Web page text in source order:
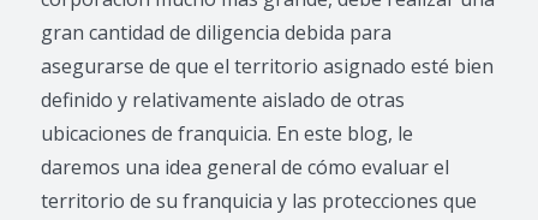
gran cantidad de diligencia debida para
asegurarse de que el territorio asignado esté bien
definido y relativamente aislado de otras
ubicaciones de franquicia. En este blog, le
daremos una idea general de cómo evaluar el
territorio de su franquicia y las protecciones que